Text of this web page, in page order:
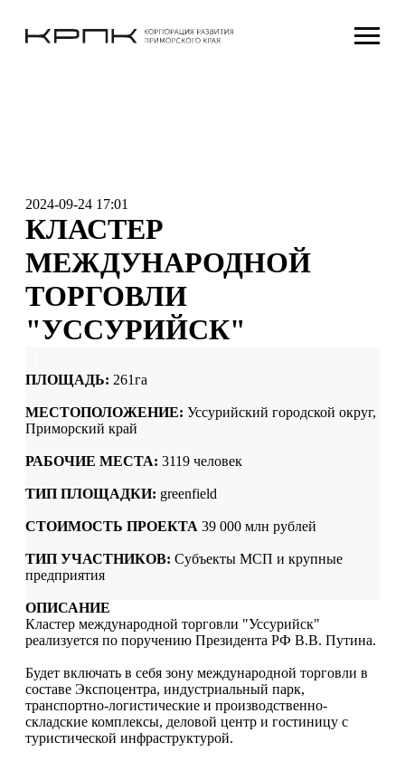
2024-09-24 17:01
КЛАСТЕР
МЕЖДУНАРОДНОЙ
ТОРГОВЛИ
"УССУРИЙСК"
ПЛОЩАДЬ: 261га
МЕСТОПОЛОЖЕНИЕ: Уссурийский городской округ,
Приморский край
РАБОЧИЕ МЕСТА: 3119 человек
ТИП ПЛОЩАДКИ: greenfield
СТОИМОСТЬ ПРОЕКТА 39 000 млн рублей
ТИП УЧАСТНИКОВ: Субъекты МСП и крупные
предприятия
ОПИСАНИЕ
Кластер международной торговли "Уссурийск"
реализуется по поручению Президента РФ В.В. Путина.
Будет включать в себя зону международной торговли в
составе Экспоцентра, индустриальный парк,
транспортно-логистические и производственно-
складские комплексы, деловой центр и гостиницу с
туристической инфраструктурой.